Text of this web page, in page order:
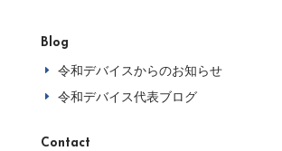
Blog
E 令和デバイスからのお知らせ
E 令和デバイス代表ブログ
Contact